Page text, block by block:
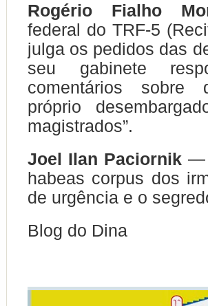
Rogério Fialho
federal do TRF-5
julga os pedidos das
seu gabinete
comentários sobre
próprio
magistrados”.
Joel Ilan Paciornik—
habeas corpus dos
de urgência e o
Blog do Dina